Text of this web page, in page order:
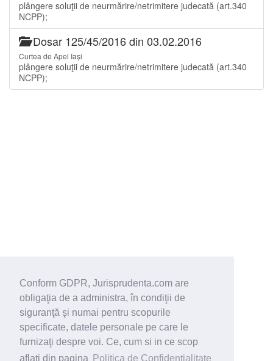
Conform GDPR, Jurisprudenta.com are
obligaţia de a administra, în condiţii de
siguranţă şi numai pentru scopurile
specificate, datele personale pe care le
furnizaţi despre voi. Ce, cum si in ce scop
aflati din pagina
Politica de Confidentialitate
plângere soluţii de neurmărire/netrimitere judecată (art.340
NCPP);
Dosar 125/45/2016 din 03.02.2016
Curtea de Apel Iași
plângere soluţii de neurmărire/netrimitere judecată (art.340
NCPP);